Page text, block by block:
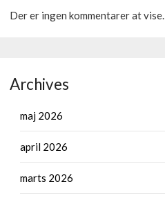
Der er ingen kommentarer at vise.
Archives
maj 2026
april 2026
marts 2026